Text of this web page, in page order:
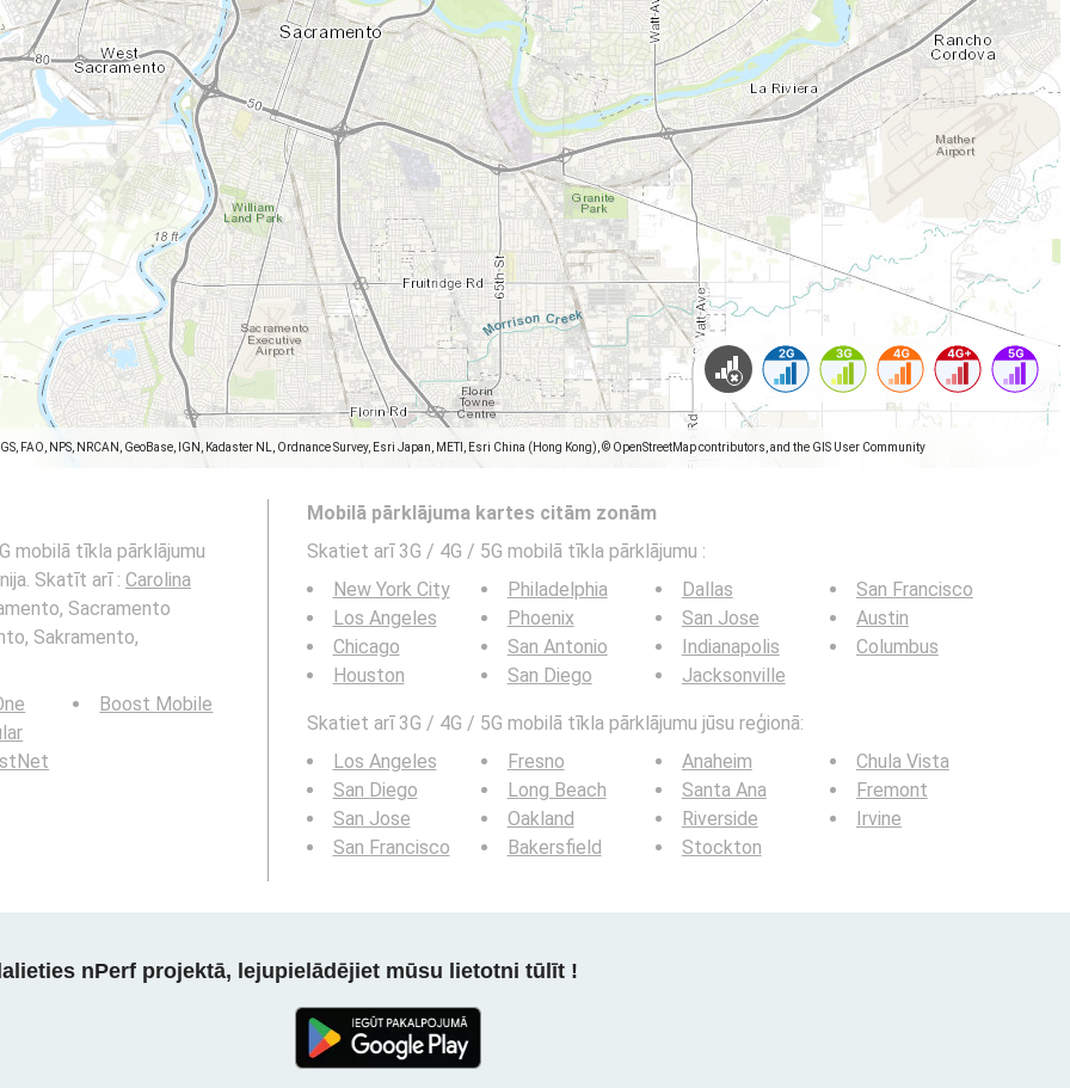
FAO, NPS, NRCAN, GeoBase, IGN, Kadaster NL, Ordnance Survey, Esri Japan, METI, Esri China (Hong Kong), © OpenStreetMap contributors, and the GIS User Community
mobilā tīkla pārklājumu
Skatīt arī : Carolina
Sacramento
Sakramento,
Boost Mobile
Mobilā pārklājuma kartes citām zonām
Skatiet arī 3G / 4G / 5G mobilā tīkla pārklājumu :
New York City
Los Angeles
Chicago
Houston
Philadelphia
Phoenix
San Antonio
San Diego
Dallas
San Jose
Indianapolis
Jacksonville
San Francisco
Austin
Columbus
Skatiet arī 3G / 4G / 5G mobilā tīkla pārklājumu jūsu reģionā:
Los Angeles
San Diego
San Jose
San Francisco
Fresno
Long Beach
Oakland
Bakersfield
Anaheim
Santa Ana
Riverside
Stockton
Chula Vista
Fremont
Irvine
nPerf projektā, lejupielādējiet mūsu lietotni tūlīt !